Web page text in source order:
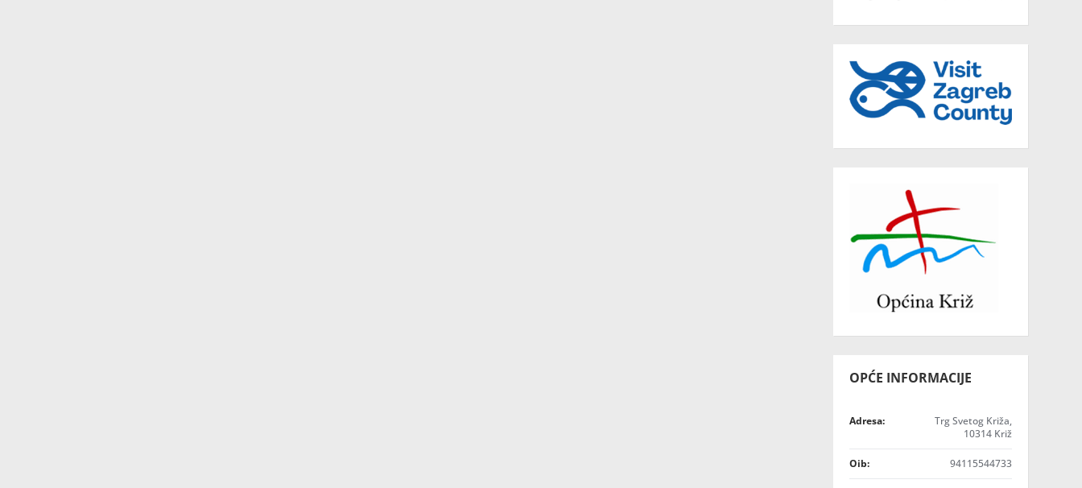
OPĆE INFORMACIJE
Adresa:
Trg Svetog Križa,
10314 Križ
Oib: 94115544733